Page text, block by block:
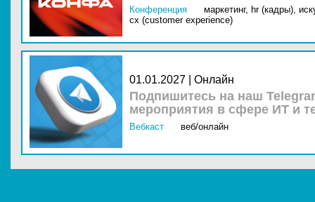
Конференция маркетинг, hr (кадры),
cx (customer experience)
01.01.2027 | Онлайн
Подпишитесь на наш
мероприятия в сфере ИТ и
Вебкаст веб/онлайн